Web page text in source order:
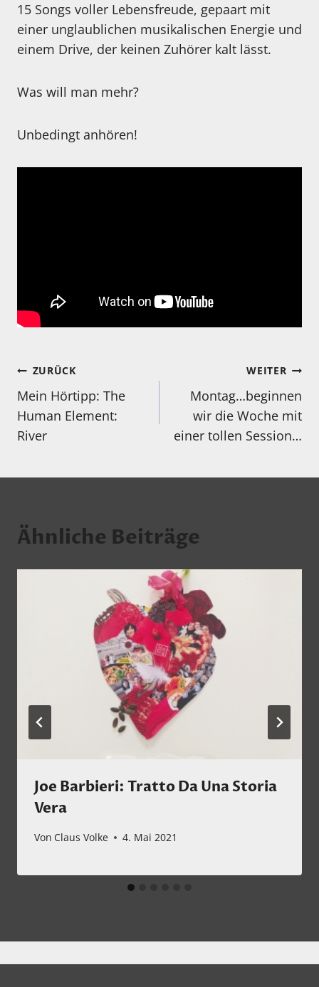
15 Songs voller Lebensfreude, gepaart mit
einer unglaublichen musikalischen Energie und
einem Drive, der keinen Zuhörer kalt lässt.
Was will man mehr?
Unbedingt anhören!
Beitragsnavigation
ZURÜCK
Mein Hörtipp: The
Human Element:
River
WEITER
Montag…beginnen
wir die Woche mit
einer tollen Session…
Ähnliche Beiträge
Joe Barbieri: Tratto Da Una Storia
Vera
Von Claus Volke 4. Mai 2021